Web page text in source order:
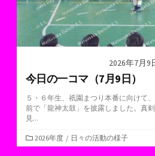
2026年7月9
今日の一コマ（7月9日）
５・６年生、祇園まつり本番に向けて
前で「龍神太鼓」を披露しました。真
見...
カ
テ
2026年度 / 日々の活動の様子